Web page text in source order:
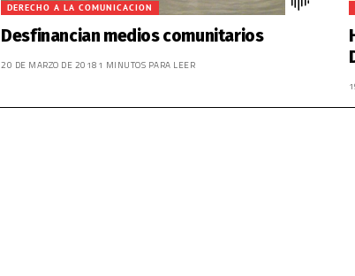
DERECHO A LA COMUNICACION
Desfinancian medios comunitarios
20 DE MARZO DE 2018 1 MINUTOS PARA LEER